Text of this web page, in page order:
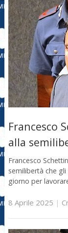
Francesco
alla
Francesco
semilibertà che
giorno per
8 Aprile 2025 |